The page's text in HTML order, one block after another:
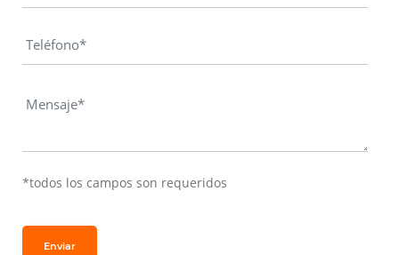
*todos los campos son requeridos
Enviar